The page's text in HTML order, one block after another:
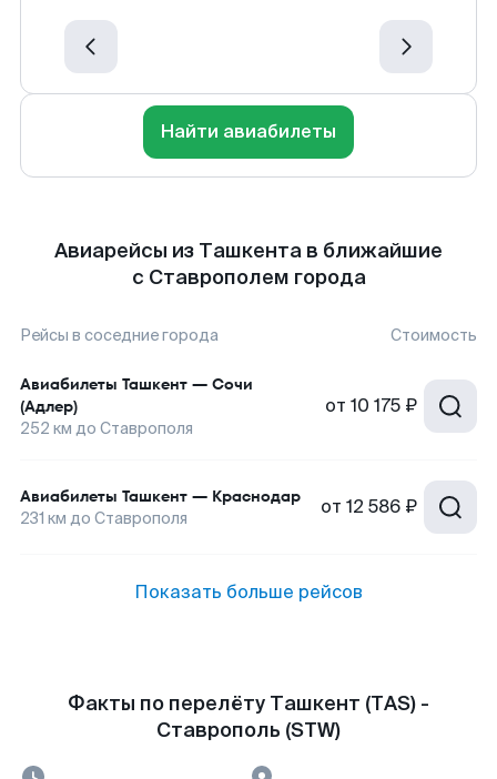
Найти авиабилеты
Авиарейсы из Ташкента в ближайшие
с Ставрополем города
Рейсы в соседние города Стоимость
Авиабилеты Ташкент — Сочи
(Адлер)
252 км до Ставрополя
от 10 175 ₽
Авиабилеты Ташкент — Краснодар
231 км до Ставрополя от 12 586 ₽
Показать больше рейсов
Факты по перелёту Ташкент (TAS) -
Ставрополь (STW)